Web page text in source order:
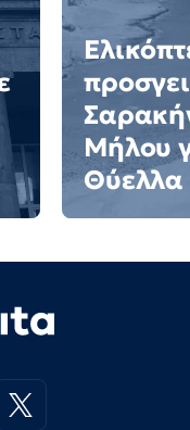
Μήλου
Θύελλα